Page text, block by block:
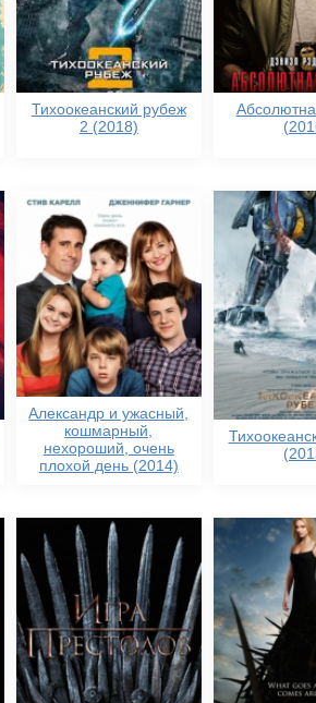
Тихоокеанский рубеж
2 (2018)
Александр и ужасный,
кошмарный,
нехороший, очень
плохой день (2014)